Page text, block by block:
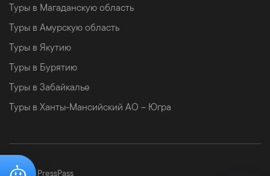
Туры в Магаданскую область
Туры в Амурскую область
Туры в Якутию
Туры в Бурятию
Туры в Забайкалье
Туры в Ханты-Мансийский АО – Югра
©2026 PressPass